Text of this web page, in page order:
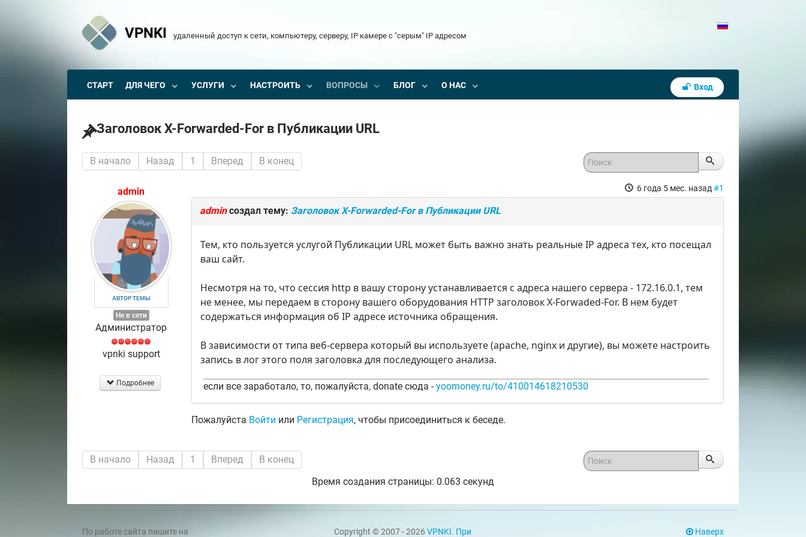
VPNKI удаленный доступ к сети, компьютеру, серверу, IP камере с "серым" IP адресом
СТАРТ ДЛЯ ЧЕГО УСЛУГИ НАСТРОИТЬ ВОПРОСЫ БЛОГ О НАС Вход
Заголовок X-Forwarded-For в Публикации URL
В начало Назад 1 Вперед В конец
admin
АВТОР ТЕМЫ
Не в сети
Администратор
vpnki support
Подробнее
6 года 5 мес. назад #1
adminсоздал тему: Заголовок X-Forwarded-For в Публикации URL
Тем, кто пользуется услугой Публикации URL может быть важно знать реальные IP адреса тех, кто посещал
ваш сайт.
Несмотря на то, что сессия http в вашу сторону устанавливается с адреса нашего сервера - 172.16.0.1, тем
не менее, мы передаем в сторону вашего оборудования HTTP заголовок X-Forwaded-For. В нем будет
содержаться информация об IP адресе источника обращения.
В зависимости от типа веб-сервера который вы используете (apache, nginx и другие), вы можете настроить
запись в лог этого поля заголовка для последующего анализа.
если все заработало, то, пожалуйста, donate сюда -yoomoney.ru/to/410014618210530
Пожалуйста Войти или Регистрация, чтобы присоединиться к беседе.
В начало Назад 1 Вперед
В конец
Время создания страницы: 0.063 секунд
По работе сайта пишите на Copyright © 2007 - 2026VPNKI. При Наверх